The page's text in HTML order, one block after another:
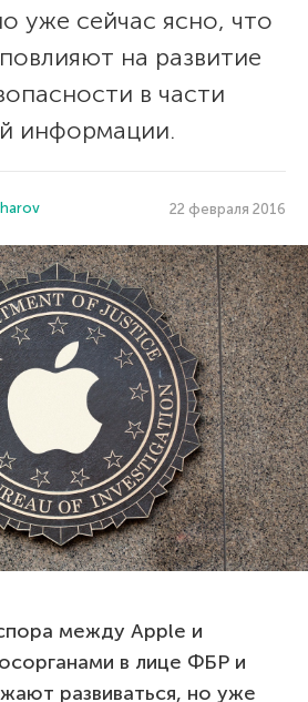
уже сейчас ясно, что
на развитие
в части
информации.
22 февраля 2016
между Apple и
в лице ФБР и
развиваться, но уже